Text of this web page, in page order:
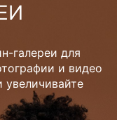
галереи для
и видео
увеличивайте